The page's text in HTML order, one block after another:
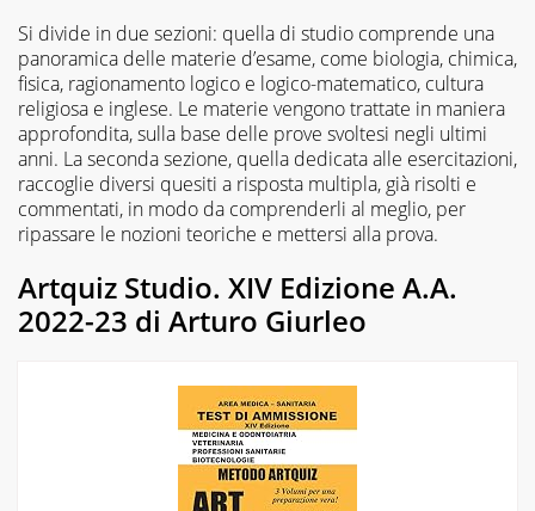
Si divide in due sezioni: quella di studio comprende una
panoramica delle materie d’esame, come biologia, chimica,
fisica, ragionamento logico e logico-matematico, cultura
religiosa e inglese. Le materie vengono trattate in maniera
approfondita, sulla base delle prove svoltesi negli ultimi
anni. La seconda sezione, quella dedicata alle esercitazioni,
raccoglie diversi quesiti a risposta multipla, già risolti e
commentati, in modo da comprenderli al meglio, per
ripassare le nozioni teoriche e mettersi alla prova.
Artquiz Studio. XIV Edizione A.A.
2022-23 di Arturo Giurleo